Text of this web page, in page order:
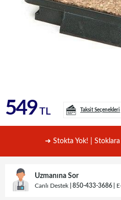
549 TL Taksit Seçenekleri
➜ Stokta Yok! |
Uzmanına Sor
Canlı Destek 850-433-3686